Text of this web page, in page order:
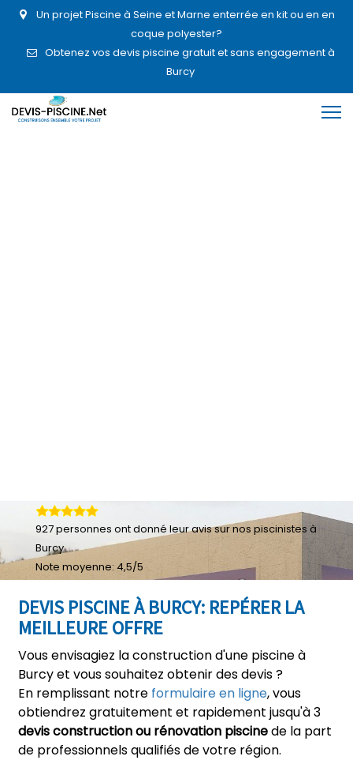
Un projet Piscine à Seine et Marne enterrée en kit ou en en
coque polyester?
Obtenez vos devis piscine gratuit et sans engagement à
Burcy
DEVIS PISCINE À BURCY: REPÉRER LA
MEILLEURE OFFRE
Vous envisagiez la construction d'une piscine à
Burcy et vous souhaitez obtenir des devis ?
En remplissant notre formulaire en ligne, vous
obtiendrez gratuitement et rapidement jusqu'à 3
devis construction ou rénovation piscinede la part
de professionnels qualifiés de votre région.
927personnes ont donné leuravis sur nos piscinistes à
Burcy
Note moyenne: 4,5/5